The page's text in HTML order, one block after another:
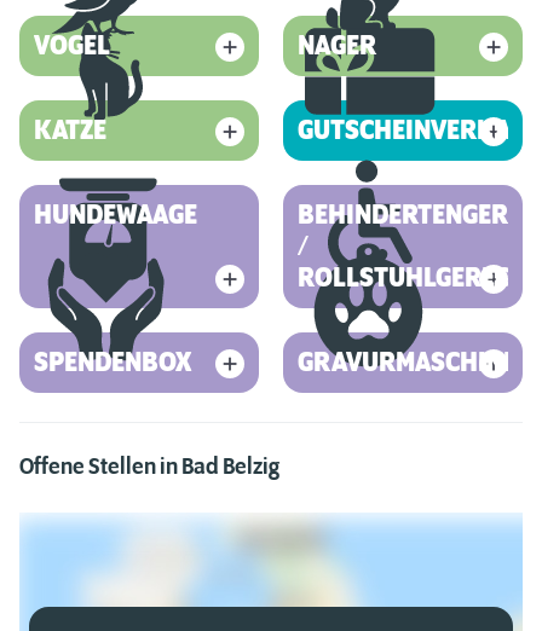
VOGEL NAGER
KATZE GUTSCHEINVERKAUF
HUNDEWAAGE
/
ROLLSTUHLGERECHT
SPENDENBOX GRAVURMASCHINE
Offene Stellen in Bad Belzig